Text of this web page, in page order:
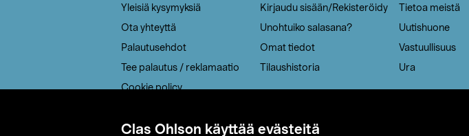
Clas Ohlson käyttää evästeitä
Yleisiä kysymyksiä
Ota yhteyttä
Palautusehdot
Tee palautus / reklamaatio
Cookie policy
Saavutettavuus
Kirjaudu sisään/Rekisteröidy
Unohtuiko salasana?
Omat tiedot
Tilaushistoria
Tietoa meistä
Uutishuone
Vastuullisuus
Ura